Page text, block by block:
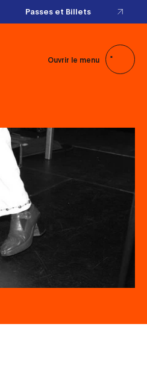
Passes et Billets
Ouvrir le menu